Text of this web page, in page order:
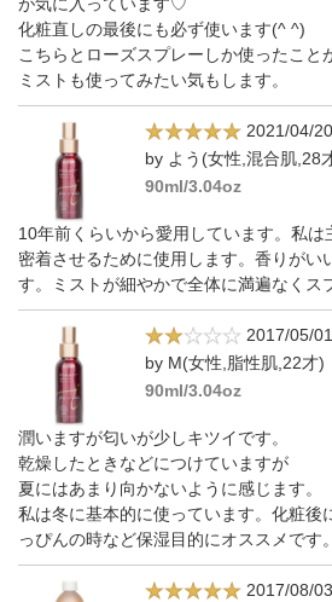
化粧直しの最後にも必ず使います(^ ^)
こちらとローズスプレーしか使ったこと
ミストも使ってみたい気もします。
2021/04/20
by よう(女性,混合肌,28
90ml/3.04oz
10年前くらいから愛用しています。私は
密着させるために使用します。香りがい
す。ミストが細やかで全体に満遍なくス
2017/05/01
by M(女性,脂性肌,22才)
90ml/3.04oz
潤いますが匂いが少しキツイです。
乾燥したときなどにつけていますが
夏にはあまり向かないように感じます。
私は冬に基本的に使っています。化粧後
っぴんの時など保湿目的にオススメです。
2017/08/03